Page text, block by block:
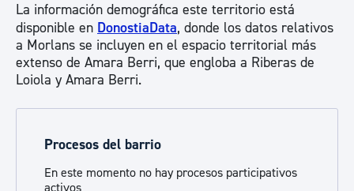
La información demográfica este territorio está
disponible en DonostiaData, donde los datos relativos
a Morlans se incluyen en el espacio territorial más
extenso de Amara Berri, que engloba a Riberas de
Loiola y Amara Berri.
Procesos del barrio
En este momento no hay procesos participativos
activos